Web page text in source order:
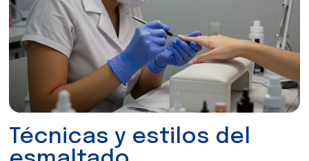
Técnicas y estilos del